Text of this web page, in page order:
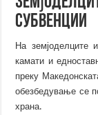
субвенции
На земјоделците
камати и
преку
обезбедување се
храна.